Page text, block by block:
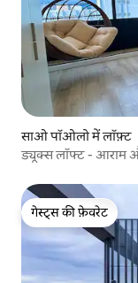
साओ पॉओलो में लॉफ़्ट
ड्यूक्स लॉफ्ट - आराम
गेस्ट्स की फ़ेवरेट
गेस्ट्स की फ़ेवरेट